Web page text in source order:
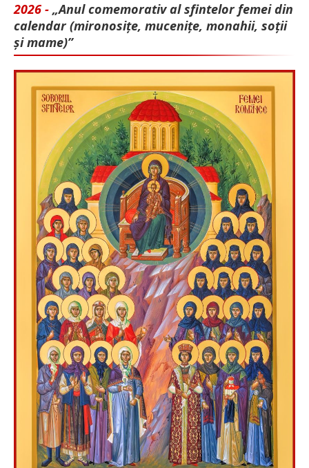
2026 - „Anul comemorativ al sfintelor femei din
calendar (mironosițe, mu­cenițe, monahii, soții
și mame)”